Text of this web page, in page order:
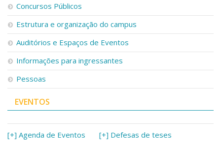
Concursos Públicos
Estrutura e organização do campus
Auditórios e Espaços de Eventos
Informações para ingressantes
Pessoas
EVENTOS
[+] Agenda de Eventos [+] Defesas de teses